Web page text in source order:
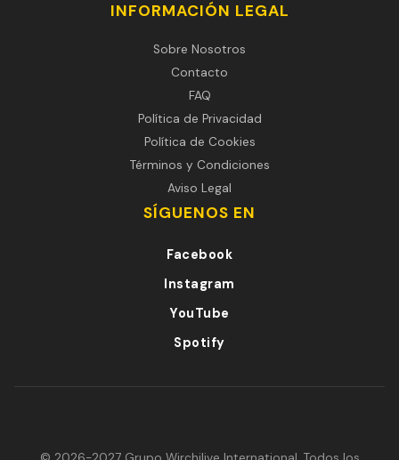
INFORMACIÓN LEGAL
Sobre Nosotros
Contacto
FAQ
Política de Privacidad
Política de Cookies
Términos y Condiciones
Aviso Legal
SÍGUENOS EN
Facebook
Instagram
YouTube
Spotify